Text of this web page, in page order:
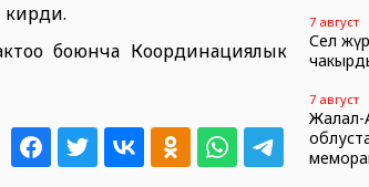
кирди.
боюнча Координациялык
7 август
Сел
7 август
Жалал-